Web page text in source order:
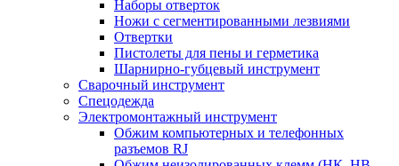
Наборы отверток
Ножи с сегментированными лезвиями
Отвертки
Пистолеты для пены и герметика
Шарнирно-губцевый инструмент
Сварочный инструмент
Спецодежда
Электромонтажный инструмент
Обжим компьютерных и телефонных
разъемов RJ